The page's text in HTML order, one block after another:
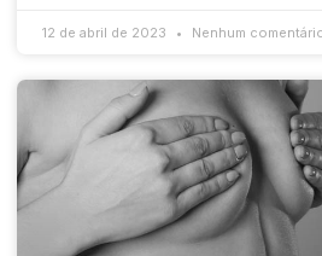
12 de abril de 2023 Nenhum